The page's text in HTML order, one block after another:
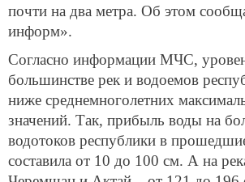
почти на два метра. Об этом
информ».
Согласно информации МЧС,
большинстве рек и водоемов
ниже среднемноголетних
значений. Так, прибыль воды на
водотоков республики в
составила от 10 до 100 см. А на